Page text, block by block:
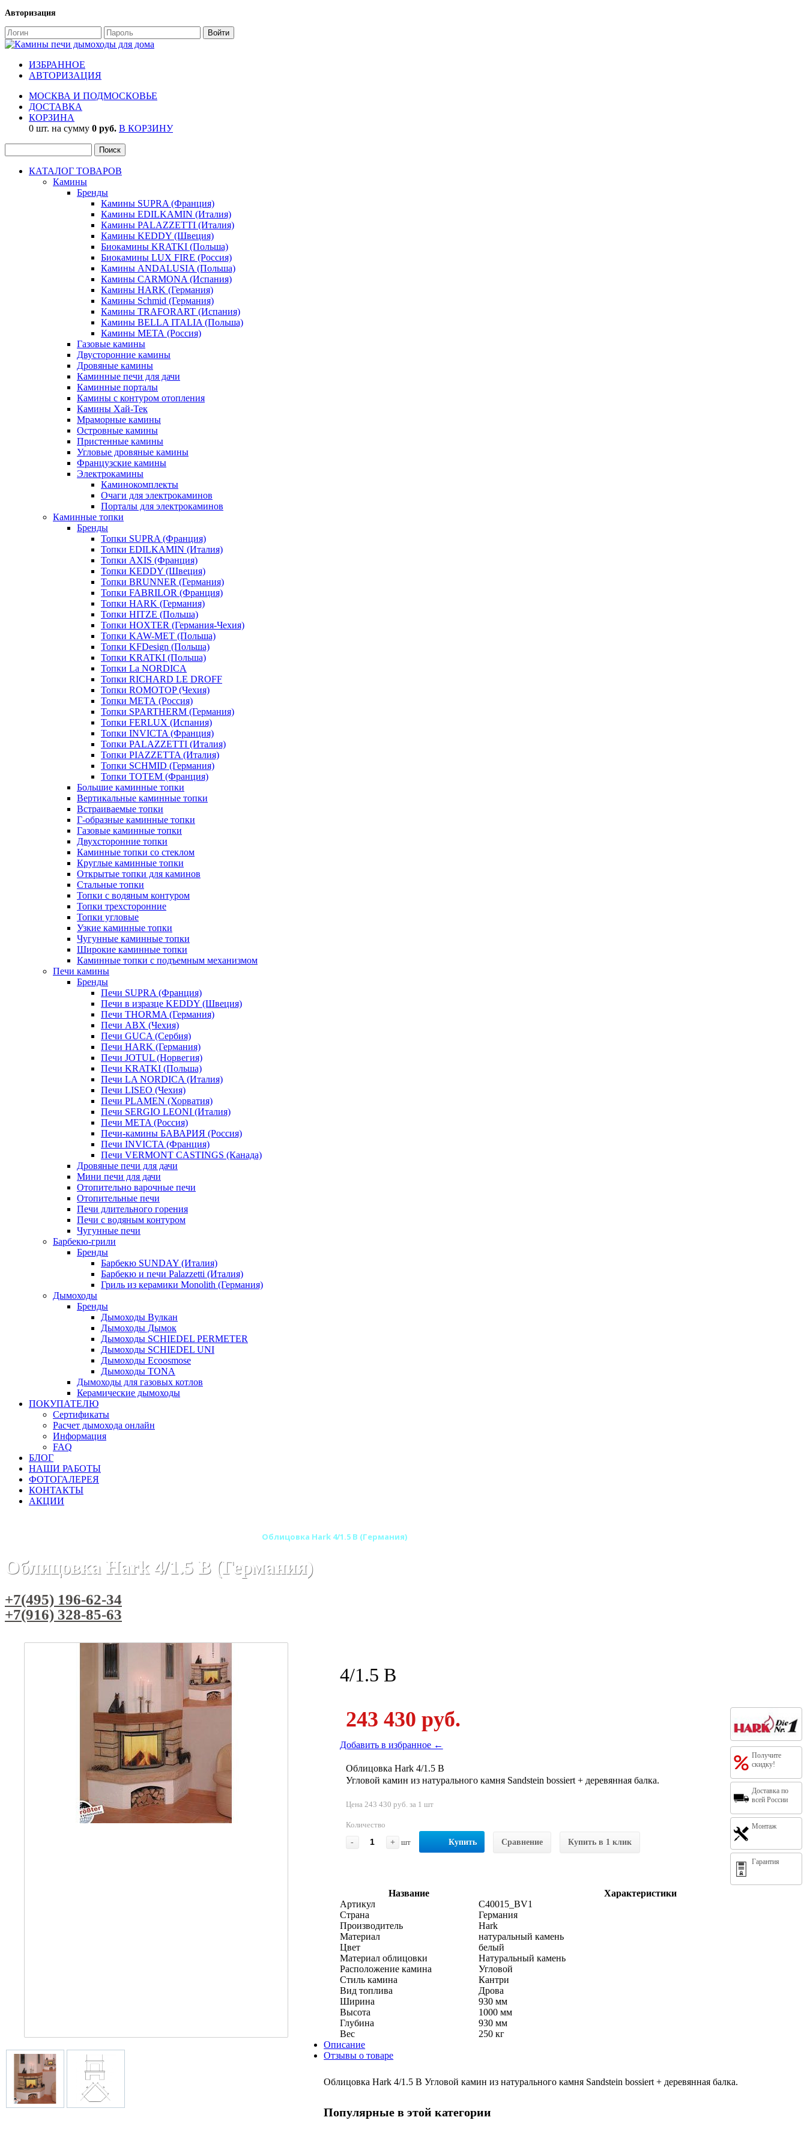
Авторизация
ИЗБРАННОЕ
АВТОРИЗАЦИЯ
МОСКВА И ПОДМОСКОВЬЕ
ДОСТАВКА
КОРЗИНА
0 шт. на сумму 0 руб. В КОРЗИНУ
КАТАЛОГ ТОВАРОВ
Камины
Бренды
Камины SUPRA (Франция)
Камины EDILKAMIN (Италия)
Камины PALAZZETTI (Италия)
Камины KEDDY (Швеция)
Биокамины KRATKI (Польша)
Биокамины LUX FIRE (Россия)
Камины ANDALUSIA (Польша)
Камины CARMONA (Испания)
Камины HARK (Германия)
Камины Schmid (Германия)
Камины TRAFORART (Испания)
Камины BELLA ITALIA (Польша)
Камины МЕТА (Россия)
Газовые камины
Двусторонние камины
Дровяные камины
Каминные печи для дачи
Каминные порталы
Камины с контуром отопления
Камины Хай-Тек
Мраморные камины
Островные камины
Пристенные камины
Угловые дровяные камины
Французские камины
Электрокамины
Каминокомплекты
Очаги для электрокаминов
Порталы для электрокаминов
Каминные топки
Бренды
Топки SUPRA (Франция)
Топки EDILKAMIN (Италия)
Топки AXIS (Франция)
Топки KEDDY (Швеция)
Топки BRUNNER (Германия)
Топки FABRILOR (Франция)
Топки HARK (Германия)
Топки HITZE (Польша)
Топки HOXTER (Германия-Чехия)
Топки KAW-MET (Польша)
Топки KFDesign (Польша)
Топки KRATKI (Польша)
Топки La NORDICA
Топки RICHARD LE DROFF
Топки ROMOTOP (Чехия)
Топки МЕТА (Россия)
Топки SPARTHERM (Германия)
Топки FERLUX (Испания)
Топки INVICTA (Франция)
Топки PALAZZETTI (Италия)
Топки PIAZZETTA (Италия)
Топки SCHMID (Германия)
Топки TOTEM (Франция)
Большие каминные топки
Вертикальные каминные топки
Встраиваемые топки
Г-образные каминные топки
Газовые каминные топки
Двухсторонние топки
Каминные топки со стеклом
Круглые каминные топки
Открытые топки для каминов
Стальные топки
Топки с водяным контуром
Топки трехсторонние
Топки угловые
Узкие каминные топки
Чугунные каминные топки
Широкие каминные топки
Каминные топки с подъемным механизмом
Печи камины
Бренды
Печи SUPRA (Франция)
Печи в изразце KEDDY (Швеция)
Печи THORMA (Германия)
Печи ABX (Чехия)
Печи GUCA (Сербия)
Печи HARK (Германия)
Печи JOTUL (Норвегия)
Печи KRATKI (Польша)
Печи LA NORDICA (Италия)
Печи LISEO (Чехия)
Печи PLAMEN (Хорватия)
Печи SERGIO LEONI (Италия)
Печи META (Россия)
Печи-камины БАВАРИЯ (Россия)
Печи INVICTA (Франция)
Печи VERMONT CASTINGS (Канада)
Дровяные печи для дачи
Мини печи для дачи
Отопительно варочные печи
Отопительные печи
Печи длительного горения
Печи с водяным контуром
Чугунные печи
Барбекю-грили
Бренды
Барбекю SUNDAY (Италия)
Барбекю и печи Palazzetti (Италия)
Гриль из керамики Monolith (Германия)
Дымоходы
Бренды
Дымоходы Вулкан
Дымоходы Дымок
Дымоходы SCHIEDEL PERMETER
Дымоходы SCHIEDEL UNI
Дымоходы Ecoosmose
Дымоходы TONA
Дымоходы для газовых котлов
Керамические дымоходы
ПОКУПАТЕЛЮ
Сертификаты
Расчет дымохода онлайн
Информация
FAQ
БЛОГ
НАШИ РАБОТЫ
ФОТОГАЛЕРЕЯ
КОНТАКТЫ
АКЦИИ
Облицовка Hark 4/1.5 B (Германия)
Облицовка Hark 4/1.5 B (Германия)
+7(495) 196-62-34
+7(916) 328-85-63
4/1.5 B
Получите
скидку!
Доставка по
всей России
Монтаж
Гарантия
243 430 руб.
Добавить в избранное ←
Облицовка Hark 4/1.5 B
Угловой камин из натурального камня Sandstein bossiert + деревянная балка.
Цена 243 430 руб. за 1 шт
Количество
-
+ шт Купить Сравнение Купить в 1 клик
Название
Характеристики
Артикул
C40015_BV1
Страна
Германия
Производитель
Hark
Материал
натуральный камень
Цвет
белый
Материал облицовки
Натуральный камень
Расположение камина
Угловой
Стиль камина
Кантри
Вид топлива
Дрова
Ширина
930 мм
Высота
1000 мм
Глубина
930 мм
Вес
250 кг
Описание
Отзывы о товаре
Облицовка Hark 4/1.5 B Угловой камин из натурального камня Sandstein bossiert + деревянная балка.
Популярные в этой категории